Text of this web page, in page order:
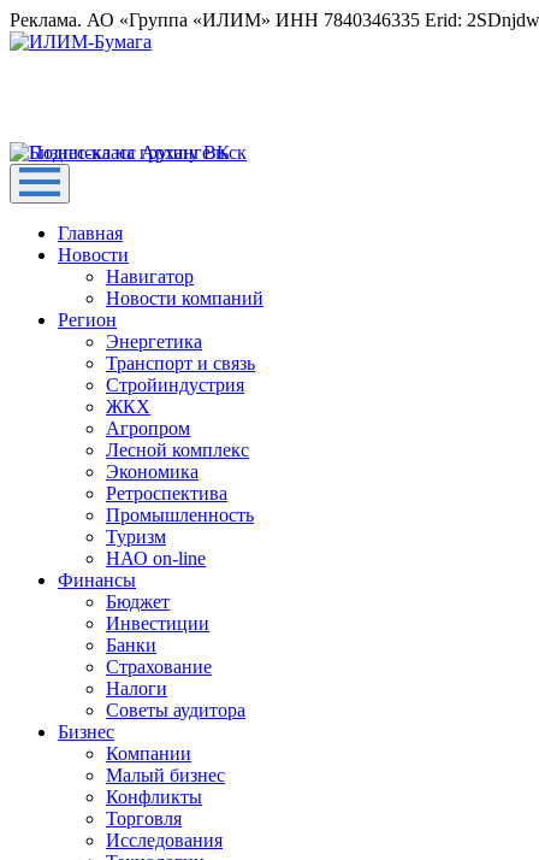
Реклама. АО «Группа «ИЛИМ» ИНН 7840346335 Erid:
Главная
Новости
Навигатор
Новости компаний
Регион
Энергетика
Транспорт и связь
Стройиндустрия
ЖКХ
Агропром
Лесной комплекс
Экономика
Ретроспектива
Промышленность
Туризм
НАО on-line
Финансы
Бюджет
Инвестиции
Банки
Страхование
Налоги
Советы аудитора
Бизнес
Компании
Малый бизнес
Конфликты
Торговля
Исследования